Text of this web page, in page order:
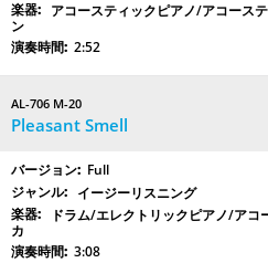
アコースティックピアノ/アコース
ン
2:52
AL-706 M-20
Pleasant Smell
Full
イージーリスニング
ドラム/エレクトリックピアノ/ア
カ
3:08